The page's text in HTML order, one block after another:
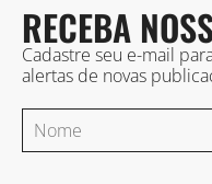
RECEBA
Cadastre seu e-mail
alertas de novas